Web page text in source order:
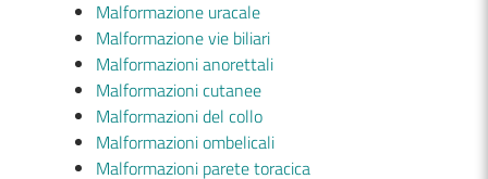
Malformazione uracale
Malformazione vie biliari
Malformazioni anorettali
Malformazioni cutanee
Malformazioni del collo
Malformazioni ombelicali
Malformazioni parete toracica